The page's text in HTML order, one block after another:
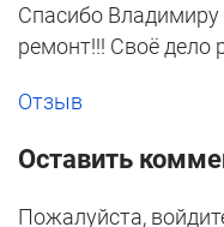
Спасибо
ремонт!!! Своё дело
Отзыв
Оставить
Пожалуйста,